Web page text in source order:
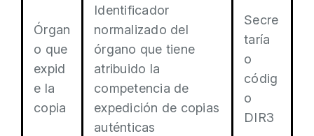
Órgan
o que
expid
e la
copia
Identificador
normalizado del
órgano que tiene
atribuido la
competencia de
expedición de copias
auténticas
Secre
taría
o
códig
o
DIR3